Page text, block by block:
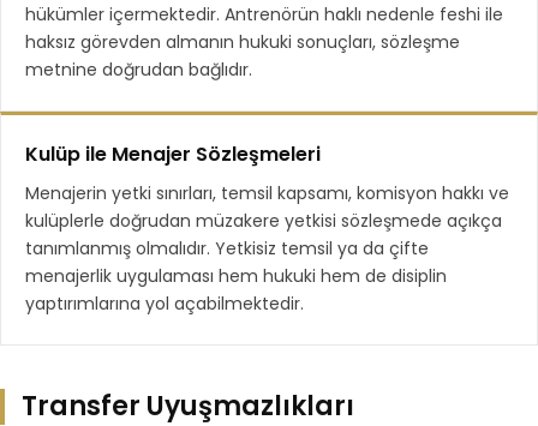
hükümler içermektedir. Antrenörün haklı nedenle feshi ile
haksız görevden almanın hukuki sonuçları, sözleşme
metnine doğrudan bağlıdır.
Kulüp ile Menajer Sözleşmeleri
Menajerin yetki sınırları, temsil kapsamı, komisyon hakkı ve
kulüplerle doğrudan müzakere yetkisi sözleşmede açıkça
tanımlanmış olmalıdır. Yetkisiz temsil ya da çifte
menajerlik uygulaması hem hukuki hem de disiplin
yaptırımlarına yol açabilmektedir.
Transfer Uyuşmazlıkları